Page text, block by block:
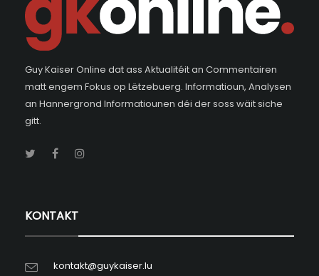
Guy Kaiser Online dat ass Aktualitéit an Commentairen
matt engem Fokus op Lëtzebuerg. Informatioun, Analysen
an Hannergrond Informatiounen déi der soss wäit siche
gitt.
KONTAKT
kontakt@guykaiser.lu